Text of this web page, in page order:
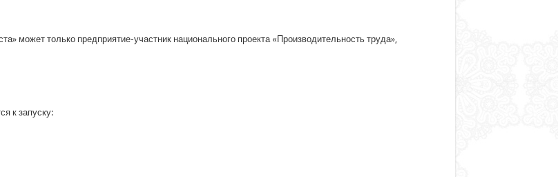
может только предприятие-участник национального проекта «Производительность труда»,
к запуску: